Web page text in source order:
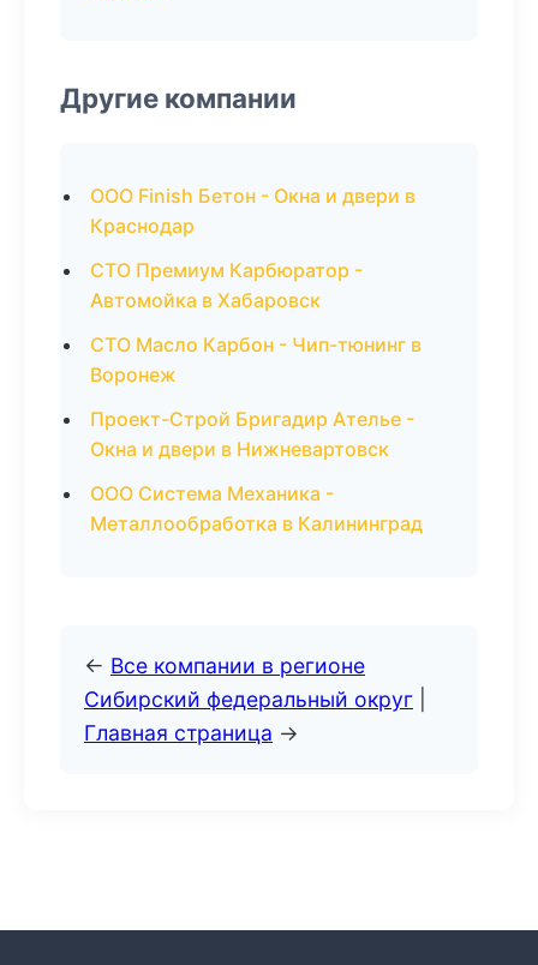
Другие компании
ООО Finish Бетон - Окна и двери в
Краснодар
СТО Премиум Карбюратор -
Автомойка в Хабаровск
СТО Масло Карбон - Чип-тюнинг в
Воронеж
Проект-Строй Бригадир Ателье -
Окна и двери в Нижневартовск
ООО Система Механика -
Металлообработка в Калининград
← Все компании в регионе
Сибирский федеральный округ
Главная страница →